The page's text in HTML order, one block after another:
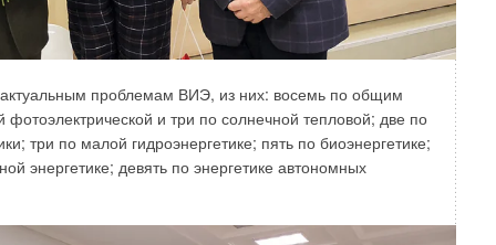
проблемам ВИЭ, из них: восемь по общим
и три по солнечной тепловой; две по
три по малой гидроэнергетике; пять по биоэнергетике;
энергетике; девять по энергетике автономных
с высокой энергоэффективностью и надёжностью,
(в том числе для водоснабжения
включающим проектирование, литьё, механическую
эксплуатации.
Ливгидромаш» успешно реализует приведённые
освоено производство новых линеек насосного